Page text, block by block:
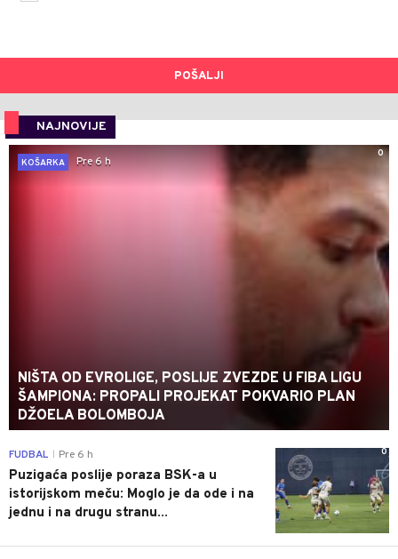
POŠALJI
NAJNOVIJE
0
KOŠARKA
Pre 6 h
NIŠTA OD EVROLIGE, POSLIJE ZVEZDE U FIBA LIGU
ŠAMPIONA: PROPALI PROJEKAT POKVARIO PLAN
DŽOELA BOLOMBOJA
0
FUDBAL Pre 6 h
Puzigaća poslije poraza BSK-a u
istorijskom meču: Moglo je da ode i na
jednu i na drugu stranu...